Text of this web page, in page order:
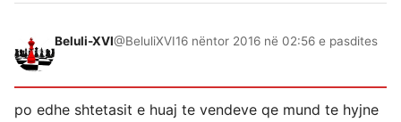
Beluli-XVI@BeluliXVI16 nëntor 2016 në 02:56 e pasdites
po edhe shtetasit e huaj te vendeve qe mund te hyjne